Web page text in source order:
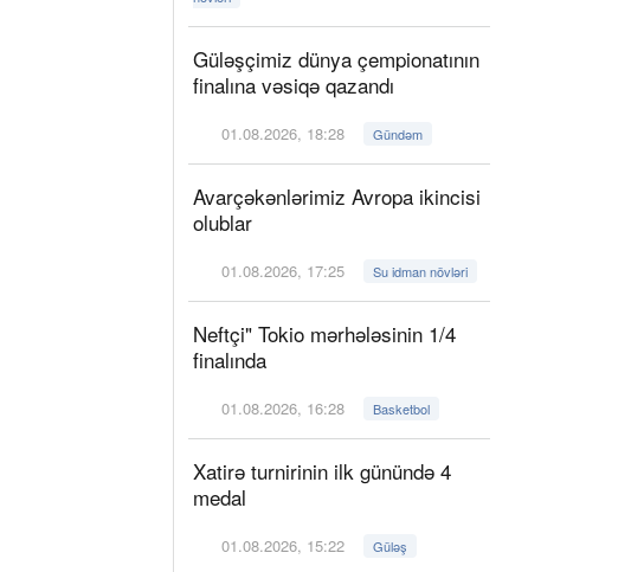
Güləşçimiz dünya çempionatının
finalına vəsiqə qazandı
01.08.2026, 18:28 Gündəm
Avarçəkənlərimiz Avropa ikincisi
olublar
01.08.2026, 17:25 Su idman növləri
Neftçi" Tokio mərhələsinin 1/4
finalında
01.08.2026, 16:28 Basketbol
Xatirə turnirinin ilk günündə 4
medal
01.08.2026, 15:22 Güləş